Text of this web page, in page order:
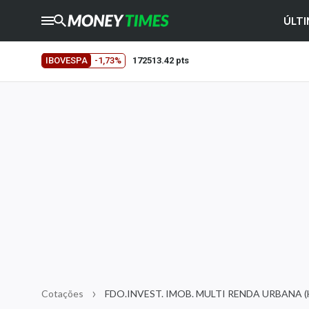
CRYPTOTIMES
AGROTIMES
Comprar ou vender?
IBOVESPA -1,73% 172513.42 pts
Cotações FDO.INVEST. IMOB. MULTI RENDA URBANA